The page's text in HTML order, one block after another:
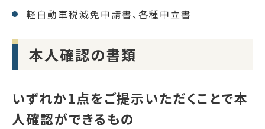
軽自動車税減免申請書、各種申立書
本人確認の書類
いずれか1点をご提示いただくことで本
人確認ができるもの